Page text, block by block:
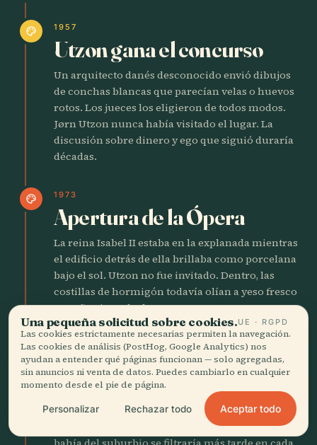
palette 1957
Utzon gana el concurso
Un arquitecto danés desconocido envió dibujos
de conchas blancas que parecían velas o huevos
rotos. Los jueces los eligieron de todos modos.
Jørn Utzon nunca había visitado el lugar. La
discusión sobre dinero y ego que siguió duraría
décadas.
palette 1973
Apertura de la Ópera
La reina Isabel II estaba en la explanada mientras
el edificio detrás de ella brillaba como porcelana
bajo el sol. Utzon no fue invitado. Dentro, las
costillas de hormigón todavía olían a yeso fresco
y sueños inacabados.
person 1979
Nace Rose Byrne
En una terraza de Balmain que todavía resonaba
con las bocinas de los astilleros, Rose Byrne llegó
al mundo. La mezcla de dureza sindical y luz de
Una pequeña solicitud sobre cookies.UE · RGPD
Las cookies estrictamente necesarias permiten la navegación.
Las cookies de análisis (PostHog, Google Analytics) nos
ayudan a entender qué páginas funcionan — solo agregadas,
sin anuncios ni venta de datos. Puedes cambiarlo en cualquier
momento desde el pie de página.
Personalizar Rechazar todo Aceptar todo